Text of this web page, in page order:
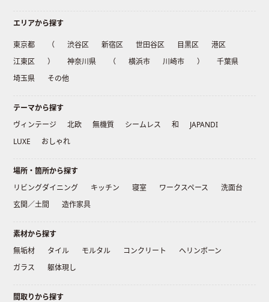
エリアから探す
東京都 （ 渋谷区 新宿区 世田谷区 目黒区
港区
江東区
） 神奈川県 （ 横浜市 川崎市 ）
千葉県
埼玉県
その他
テーマから探す
ヴィンテージ
北欧 無機質 シームレス 和
JAPANDI
LUXE
おしゃれ
場所・箇所から探す
リビングダイニング
キッチン 寝室 ワークスペース
洗面台
玄関／土間
造作家具
素材から探す
無垢材
タイル モルタル コンクリート
ヘリンボーン
ガラス
躯体現し
間取りから探す